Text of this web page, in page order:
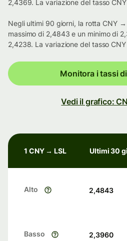
2,4369. La variazione del tasso
Negli ultimi 90 giorni, la rotta CNY
massimo di 2,4843 e un minimo di
2,4238. La variazione del tasso
Monitora i tassi
Vedi il grafico:
1 CNY → LSL Ultimi 30
Alto 2,4843
Basso 2,3960